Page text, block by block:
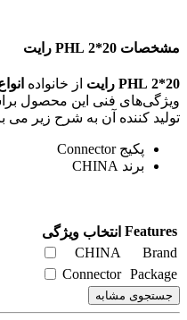
مشخصات PHL 2*20 رایت
PHL 2*20 رایت از خانواده
ویژگی‌های فنی این محصول
تولید کننده آن به شرح زیر می
پکیج Connector
برند CHINA
Features انتخاب ویژگی
Brand
CHINA
Package
Connector
جستجوی مشابه